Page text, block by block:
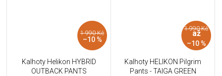
1 990 Kč
–10 %
Kalhoty Helikon HYBRID
OUTBACK PANTS
1 990 Kč
až
–10 %
Kalhoty HELIKON Pilgrim
Pants - TAIGA GREEN